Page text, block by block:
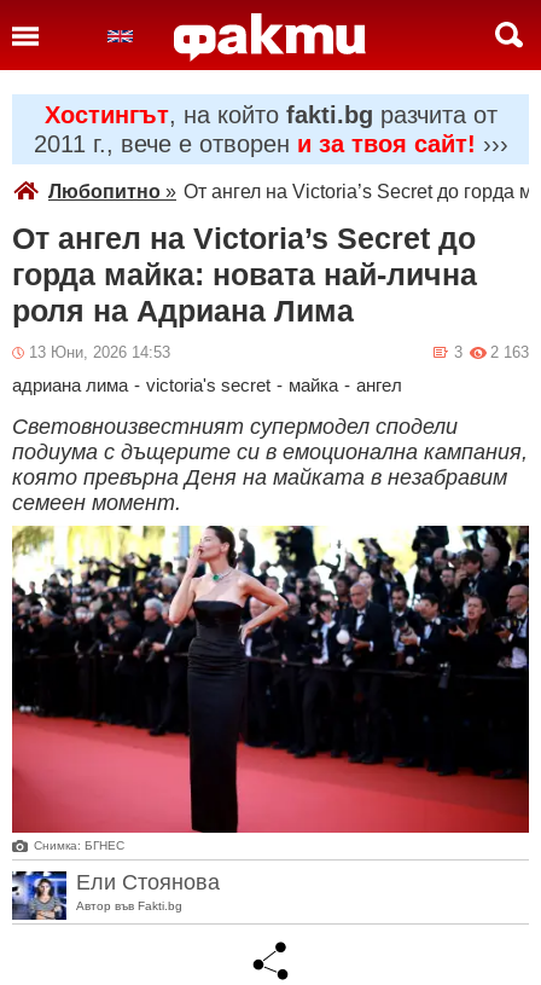
Хостингът, на който fakti.bg разчита от
2011 г., вече е отворен и за твоя сайт! ›››
Любопитно » От ангел на Victoria’s Secret до горда
От ангел на Victoria’s Secret до
горда майка: новата най-лична
роля на Адриана Лима
13 Юни, 2026 14:53 2 163
3
адриана лима - victoria's secret - майка - ангел
Световноизвестният супермодел сподели
подиума с дъщерите си в емоционална кампания,
която превърна Деня на майката в незабравим
семеен момент.
Снимка: БГНЕС
Ели Стоянова
Автор във Fakti.bg